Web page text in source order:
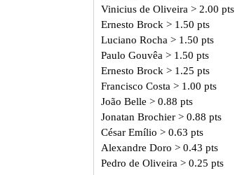
Vinicius de Oliveira > 2.00 pts
Ernesto Brock > 1.50 pts
Luciano Rocha > 1.50 pts
Paulo Gouvêa > 1.50 pts
Ernesto Brock > 1.25 pts
Francisco Costa > 1.00 pts
João Belle > 0.88 pts
Jonatan Brochier > 0.88 pts
César Emílio > 0.63 pts
Alexandre Doro > 0.43 pts
Pedro de Oliveira > 0.25 pts